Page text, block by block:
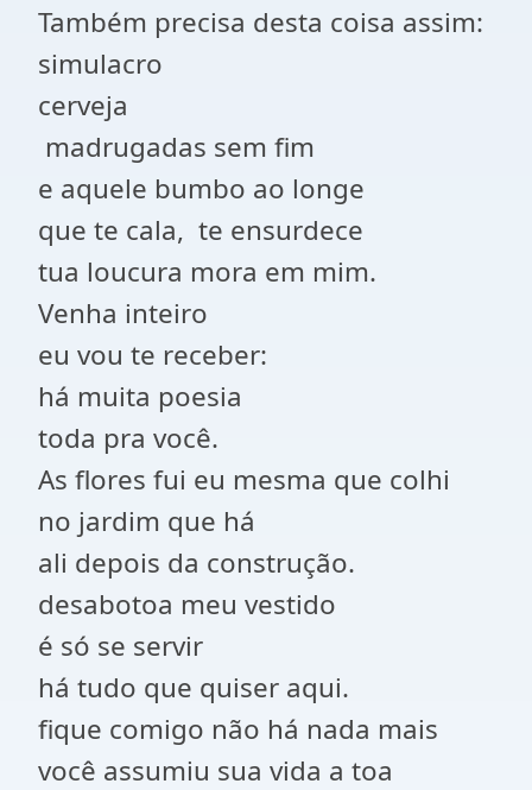
Também precisa desta coisa assim:
simulacro
cerveja
madrugadas sem fim
e aquele bumbo ao longe
que te cala, te ensurdece
tua loucura mora em mim.
Venha inteiro
eu vou te receber:
há muita poesia
toda pra você.
As flores fui eu mesma que colhi
no jardim que há
ali depois da construção.
desabotoa meu vestido
é só se servir
há tudo que quiser aqui.
fique comigo não há nada mais
você assumiu sua vida a toa